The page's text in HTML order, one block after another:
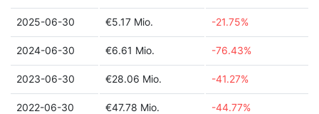
2025-06-30 €5.17 Mio. -21.75%
2024-06-30 €6.61 Mio. -76.43%
2023-06-30 €28.06 Mio. -41.27%
2022-06-30 €47.78 Mio. -44.77%